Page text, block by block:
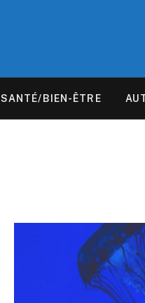
SANTÉ/BIEN-ÊTRE